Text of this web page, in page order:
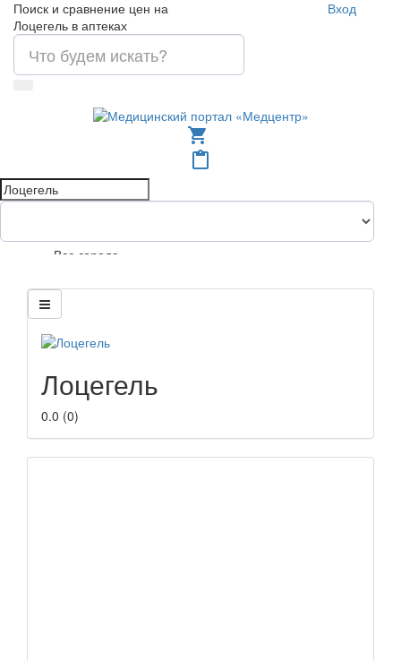
Поиск и сравнение цен на
Лоцегель в аптеках
Вход
shopping_cart
content_paste
Все города
Лоцегель
0.0 (0)